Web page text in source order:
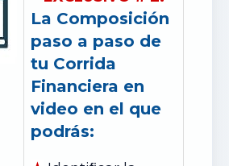
La Composición
paso a paso de
tu Corrida
Financiera en
video en el que
podrás: